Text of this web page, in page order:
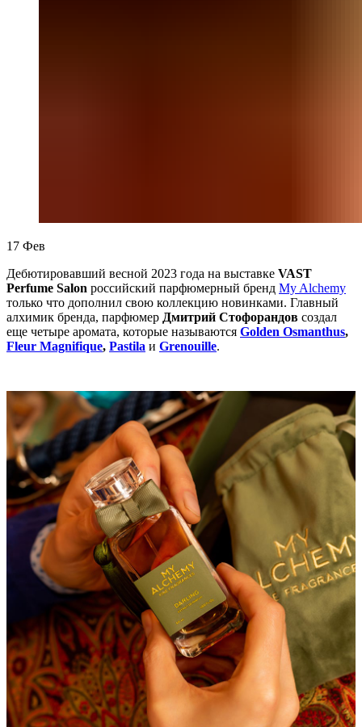
17 Фев
Дебютировавший весной 2023 года на выставке VAST
Perfume Salon российский парфюмерный бренд My Alchemy
только что дополнил свою коллекцию новинками. Главный
алхимик бренда, парфюмер Дмитрий Стофорандов создал
еще четыре аромата, которые называются Golden Osmanthus,
Fleur Magnifique, Pastila и Grenouille.